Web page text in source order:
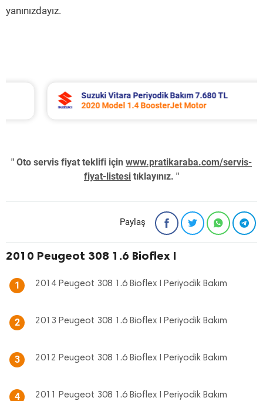
yanınızdayız.
Suzuki Vitara Periyodik Bakım 7.680 TL
2020 Model 1.4 BoosterJet Motor
" Oto servis fiyat teklifi için www.pratikaraba.com/servis-
fiyat-listesi tıklayınız. "
Paylaş
2010 Peugeot 308 1.6 Bioflex I
1 2014 Peugeot 308 1.6 Bioflex I Periyodik Bakım
2 2013 Peugeot 308 1.6 Bioflex I Periyodik Bakım
3 2012 Peugeot 308 1.6 Bioflex I Periyodik Bakım
4 2011 Peugeot 308 1.6 Bioflex I Periyodik Bakım